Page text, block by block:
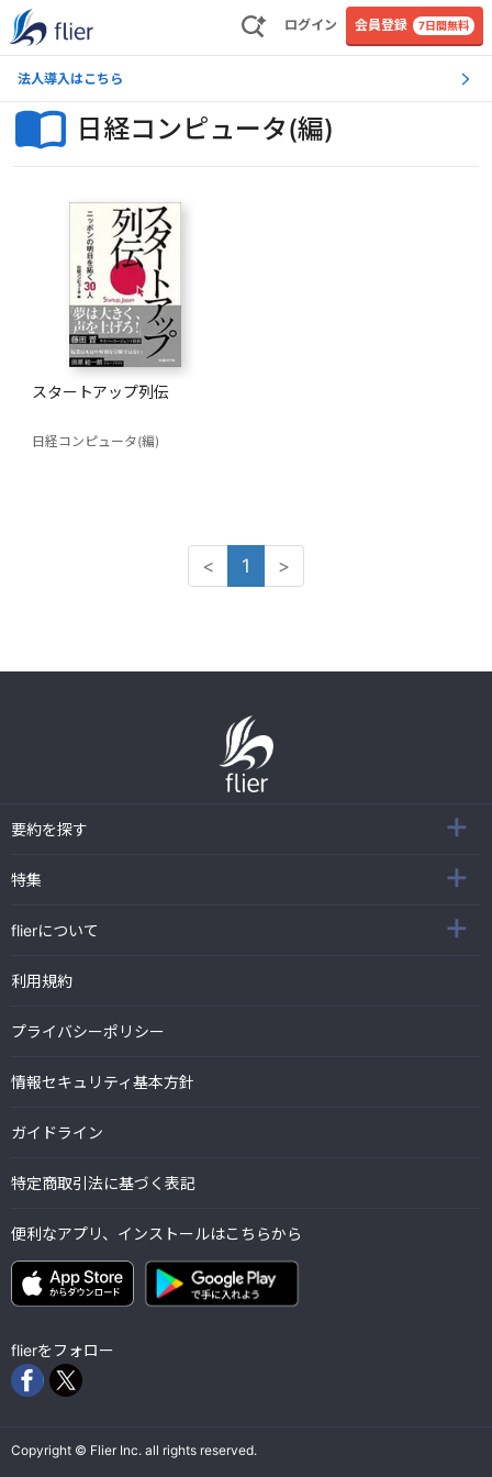
ログイン 会員登録 7日間無料
法人導入はこちら
日経コンピュータ(編)
スタートアップ列伝
日経コンピュータ(編)
< 1 >
要約を探す
特集
flierについて
利用規約
プライバシーポリシー
情報セキュリティ基本方針
ガイドライン
特定商取引法に基づく表記
便利なアプリ、インストールはこちらから
flierをフォロー
Copyright © Flier Inc. all rights reserved.